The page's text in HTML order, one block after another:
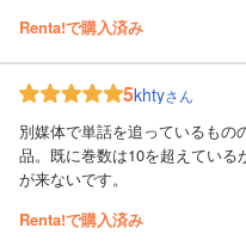
Renta!で購入済み
5khtyさん
別媒体で単話を追っているもの
品。既に巻数は10を超えている
が来ないです。
Renta!で購入済み